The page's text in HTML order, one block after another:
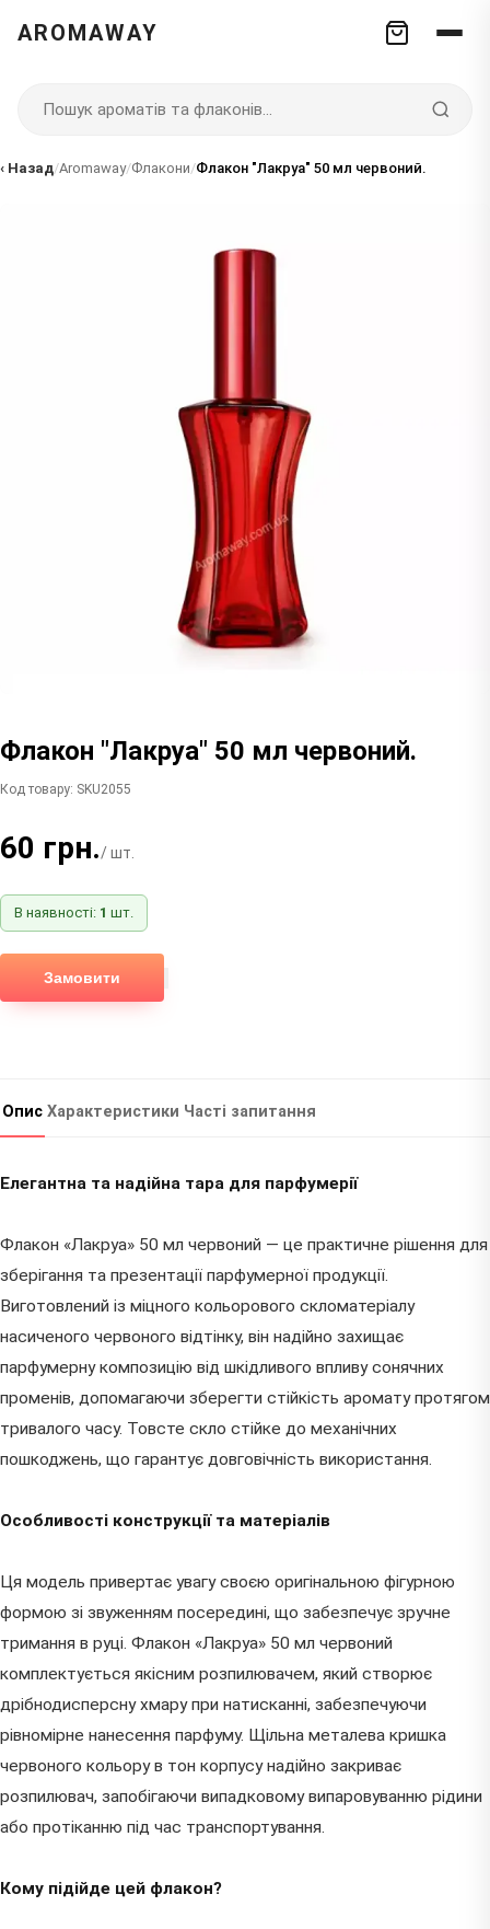
AROMAWAY
‹ Назад/Aromaway/Флакони/Флакон "Лакруа" 50 мл червоний.
Флакон "Лакруа" 50 мл червоний.
Код товару: SKU2055
60 грн./ шт.
В наявності: 1 шт.
Замовити
Опис Характеристики Часті запитання
Елегантна та надійна тара для парфумерії
Флакон «Лакруа» 50 мл червоний — це практичне рішення для
зберігання та презентації парфумерної продукції.
Виготовлений із міцного кольорового скломатеріалу
насиченого червоного відтінку, він надійно захищає
парфумерну композицію від шкідливого впливу сонячних
променів, допомагаючи зберегти стійкість аромату протягом
тривалого часу. Товсте скло стійке до механічних
пошкоджень, що гарантує довговічність використання.
Особливості конструкції та матеріалів
Ця модель привертає увагу своєю оригінальною фігурною
формою зі звуженням посередині, що забезпечує зручне
тримання в руці. Флакон «Лакруа» 50 мл червоний
комплектується якісним розпилювачем, який створює
дрібнодисперсну хмару при натисканні, забезпечуючи
рівномірне нанесення парфуму. Щільна металева кришка
червоного кольору в тон корпусу надійно закриває
розпилювач, запобігаючи випадковому випаровуванню рідини
або протіканню під час транспортування.
Кому підійде цей флакон?